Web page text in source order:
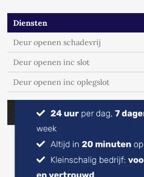
Diensten
Deur openen schadevrij
Deur openen inc slot
Deur openen inc oplegslot